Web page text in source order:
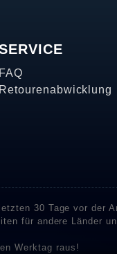
FAQ
Retourenabwicklung
30 Tage vor der
für andere Länder
Werktag raus!